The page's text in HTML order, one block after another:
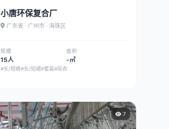
小唐环保复合厂
广东省 · 广州市 · 海珠区
规模
15人
面积
-㎡
#长/短裤#长/短裙#套装#风衣
7